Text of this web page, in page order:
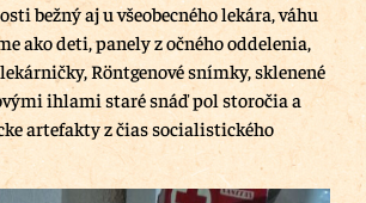
bežný aj u všeobecného lekára, váhu
ako deti, panely z očného oddelenia,
Röntgenové snímky, sklenené
ihlami staré snáď pol storočia a
artefakty z čias socialistického